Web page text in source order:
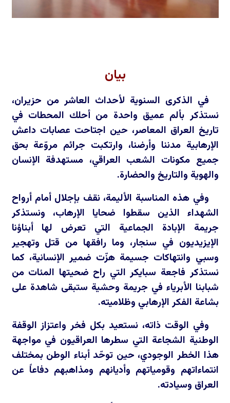
بيان
في الذكرى السنوية لأحداث العاشر من حزيران،
نستذكر بألم عميق واحدة من أحلك المحطات في
تاريخ العراق المعاصر، حين اجتاحت عصابات داعش
الإرهابية مدننا وأرضنا، وارتكبت جرائم مروّعة بحق
جميع مكونات الشعب العراقي، مستهدفة الإنسان
والهوية والتاريخ والحضارة.
وفي هذه المناسبة الأليمة، نقف بإجلال أمام أرواح
الشهداء الذين سقطوا ضحايا الإرهاب، ونستذكر
جريمة الإبادة الجماعية التي تعرض لها أبناؤنا
الإيزيديون في سنجار، وما رافقها من قتل وتهجير
وسبي وانتهاكات جسيمة هزّت ضمير الإنسانية، كما
نستذكر فاجعة سبايكر التي راح ضحيتها المئات من
شبابنا الأبرياء في جريمة وحشية ستبقى شاهدة على
بشاعة الفكر الإرهابي وظلاميته.
وفي الوقت ذاته، نستعيد بكل فخر واعتزاز الوقفة
الوطنية الشجاعة التي سطرها العراقيون في مواجهة
هذا الخطر الوجودي، حين توحّد أبناء الوطن بمختلف
انتماءاتهم وقومياتهم وأديانهم ومذاهبهم دفاعاً عن
العراق وسيادته.